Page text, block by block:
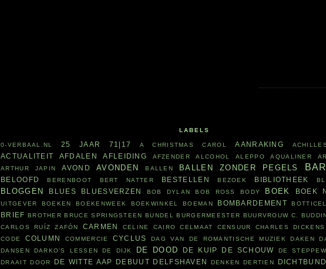
LABELS
0-VERBAAL.NL 25 JAAR 71|17 A CHRISTMAS CAROL AANRAKING
ACTUALITEIT AFDALEN AFLEIDING AFZENDER ALCOHOL ALEPPO AQUALINER
ARTHUR JAPIN
AVOND AVONDEN BALLEN BALLEN ZONDER PEGELS
BELOOFD BERENBOOT BERT NATTER BESTELLEN BEZOEK BIBLIOTHEEK
BLOGGEN BLUES BLUESVERZEN BOB DYLAN BOB ROSS BODY BOEK BOEK
UITGEVER BOEKEN BOEKENWEEK BOEKWINKEL BOEMAN BOMBARDEMENT
BRIEF BROTHER BRUCE SPRINGSTEEN BUNDEL BURGERMEESTER BUURVROUW C.
CARLOS RUÍZ ZAFÓN
CARMEN CELINE CAIRO CELMAAT CENSUUR
CHARLES DICKENS
CODE
COLUMN COMMERCIE CYCLUS DAG VAN DE ROMANTISCHE MUZIEK DAKEN
DANSEN
DARKO'S LESSEN DE DIJK DE DOOD DE KUIP DE SCHOUW
DE
DRAAIT DOOR
DE WITTE AAP DEBUUT DELFSHAVEN DENKEN DERTIEN